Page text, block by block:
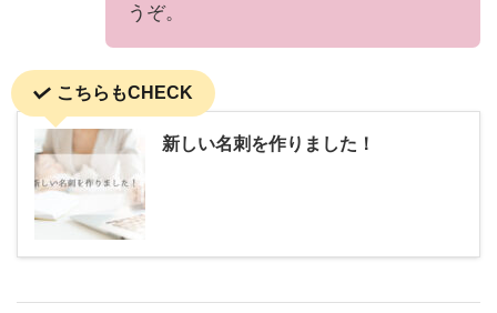
うぞ。
こちらもCHECK
新しい名刺を作りました！